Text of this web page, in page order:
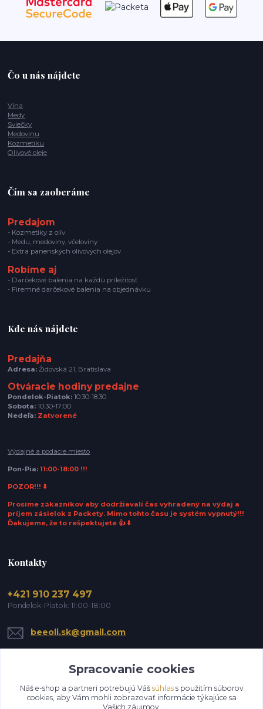
Čo u nás nájdete
Vína
Medy
Sviečky
Medovinu
Kozmetiku
Olivové oleje
Čím sa zaoberáme
Predajom
- Kozmetiky z olív
- Medu, medoviny, včeloviny
- Extra panenských olivových olejov
Robíme aj
- Darčekové balenia na každú príležitosť
- Firemné darčekové balenia na objednávku
Kde nás nájdete
Predajňa
Adresa: Židovská 21, Bratislava
Otváracie hodiny predajne
Pondelok-Piatok: 10:30-18:30
Sobota: 10:30-17:00
Nedeľa: Zatvorené
Výdajné a podacie miesto
Pon-Pia:11:00-18:00 !!!
POZOR!!! ⬇️
Prosíme zákazníkov aby dodržiavali čas vyhradený na výdaj a
príjem zásielok z Packety. Mimo tohto času je systém vypnutý!!!
Ďakujeme, že to rešpektujete 👍 ⬇️
Kontakty
+421 910 237 497
Pondelok-Piatok: 11:00-18:00
beeoli.sk@gmail.com
Spracovanie cookies
Náš e-shop a partneri potrebujú Váš súhlass použitím súborov
cookies, aby Vám mohli zobrazovať informácie týkajúce sa
Vašich záujmov.